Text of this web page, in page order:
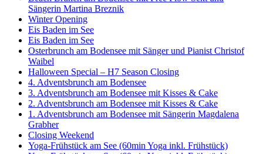
Sängerin Martina Breznik
Winter Opening
Eis Baden im See
Eis Baden im See
Osterbrunch am Bodensee mit Sänger und Pianist Christof
Waibel
Halloween Special – H7 Season Closing
4. Adventsbrunch am Bodensee
3. Adventsbrunch am Bodensee mit Kisses & Cake
2. Adventsbrunch am Bodensee mit Kisses & Cake
1. Adventsbrunch am Bodensee mit Sängerin Magdalena
Grabher
Closing Weekend
Yoga-Frühstück am See (60min Yoga inkl. Frühstück)